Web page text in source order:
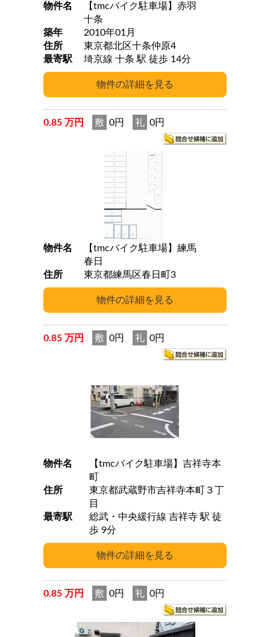
物件名
【tmcバイク駐車場】赤羽
十条
築年
2010年01月
住所
東京都北区十条仲原4
最寄駅
埼京線 十条 駅 徒歩 14分
0.85 万円 敷 0円 礼 0円
物件名
【tmcバイク駐車場】練馬
春日
住所
東京都練馬区春日町3
0.85 万円 敷 0円 礼 0円
物件名
【tmcバイク駐車場】吉祥寺本
町
住所
東京都武蔵野市吉祥寺本町３丁
目
最寄駅
総武・中央緩行線 吉祥寺 駅 徒
歩 9分
0.85 万円 敷 0円 礼 0円